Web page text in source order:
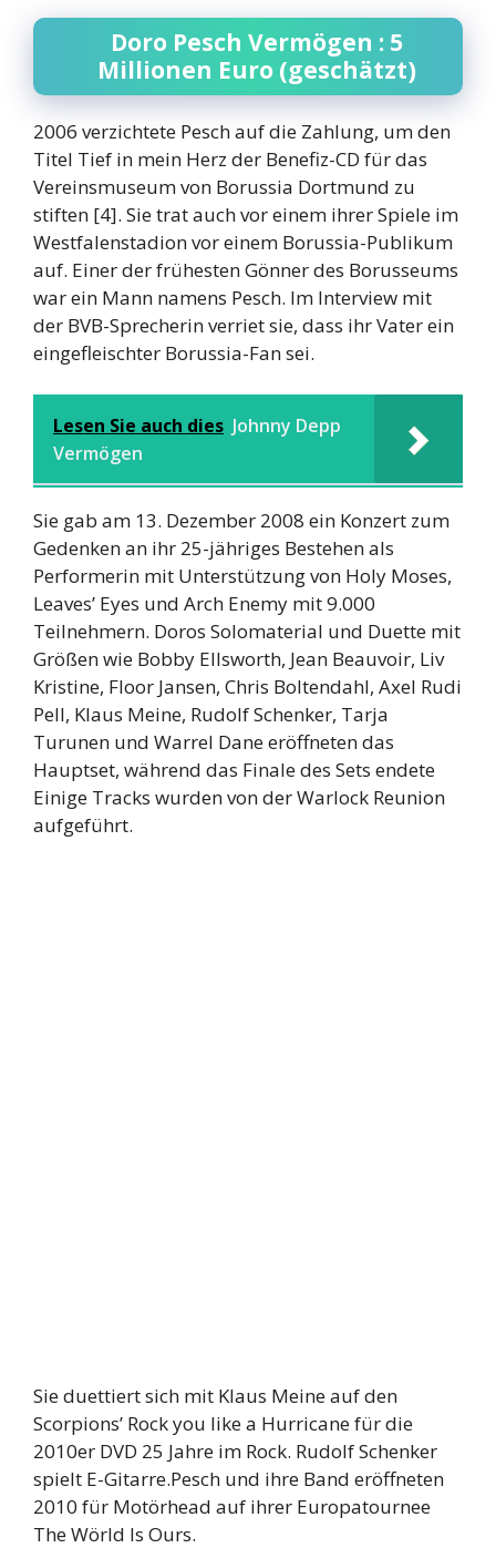
Doro Pesch Vermögen : 5
Millionen Euro (geschätzt)
2006 verzichtete Pesch auf die Zahlung, um den
Titel Tief in mein Herz der Benefiz-CD für das
Vereinsmuseum von Borussia Dortmund zu
stiften [4]. Sie trat auch vor einem ihrer Spiele im
Westfalenstadion vor einem Borussia-Publikum
auf. Einer der frühesten Gönner des Borusseums
war ein Mann namens Pesch. Im Interview mit
der BVB-Sprecherin verriet sie, dass ihr Vater ein
eingefleischter Borussia-Fan sei.
Lesen Sie auch dies Johnny Depp
Vermögen
Sie gab am 13. Dezember 2008 ein Konzert zum
Gedenken an ihr 25-jähriges Bestehen als
Performerin mit Unterstützung von Holy Moses,
Leaves’ Eyes und Arch Enemy mit 9.000
Teilnehmern. Doros Solomaterial und Duette mit
Größen wie Bobby Ellsworth, Jean Beauvoir, Liv
Kristine, Floor Jansen, Chris Boltendahl, Axel Rudi
Pell, Klaus Meine, Rudolf Schenker, Tarja
Turunen und Warrel Dane eröffneten das
Hauptset, während das Finale des Sets endete
Einige Tracks wurden von der Warlock Reunion
aufgeführt.
Sie duettiert sich mit Klaus Meine auf den
Scorpions’ Rock you like a Hurricane für die
2010er DVD 25 Jahre im Rock. Rudolf Schenker
spielt E-Gitarre.Pesch und ihre Band eröffneten
2010 für Motörhead auf ihrer Europatournee
The Wörld Is Ours.